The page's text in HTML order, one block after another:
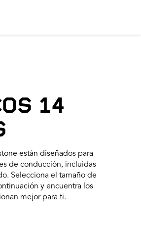
14
están diseñados para
de conducción, incluidas
Selecciona el tamaño de
y encuentra los
mejor para ti.